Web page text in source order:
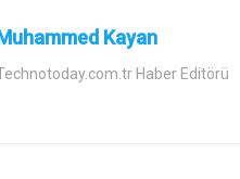
Kayan
Haber Editörü